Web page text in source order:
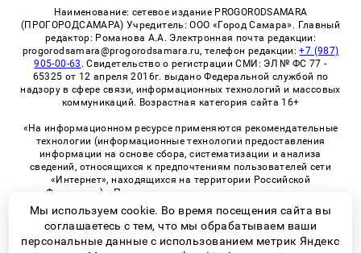
Наименование: сетевое издание PROGORODSAMARA
(ПРОГОРОДСАМАРА) Учредитель: ООО «Город Самара». Главный
редактор: Романова А.А. Электронная почта редакции:
progorodsamara@progorodsamara.ru, телефон редакции:+7 (987)
905-00-63 . Свидетельство о регистрации СМИ: ЭЛ № ФС 77 -
65325 от 12 апреля 2016г. выдано Федеральной службой по
надзору в сфере связи, информационных технологий и массовых
коммуникаций. Возрастная категория сайта 16+
«На информационном ресурсе применяются рекомендательные
технологии (информационные технологии предоставления
информации на основе сбора, систематизации и анализа
сведений, относящихся к предпочтениям пользователей сети
«Интернет», находящихся на территории Российской
Федерации)». Правила применения рекомендательных
технологий в виджетах рекламно-обменной сети
«СМИ2» (PDF)
Мы используем cookie. Во время посещения сайта вы
соглашаетесь с тем, что мы обрабатываем ваши
персональные данные с использованием метрик Яндекс